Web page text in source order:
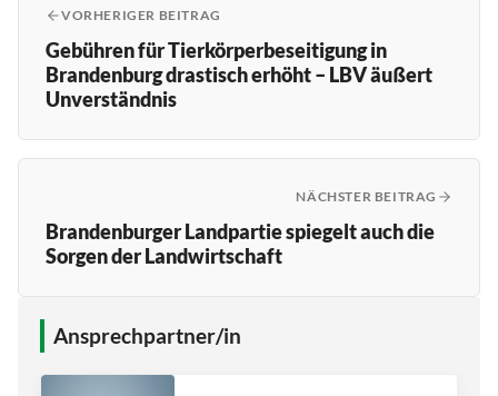
VORHERIGER BEITRAG
Gebühren für Tierkörperbeseitigung in
Brandenburg drastisch erhöht – LBV äußert
Unverständnis
NÄCHSTER BEITRAG
Brandenburger Landpartie spiegelt auch die
Sorgen der Landwirtschaft
Ansprechpartner/in